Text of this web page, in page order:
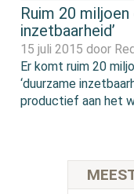
Ruim 20
inzetbaarheid’
15 juli 2015 door
Er komt ruim 20
‘duurzame
productief aan het